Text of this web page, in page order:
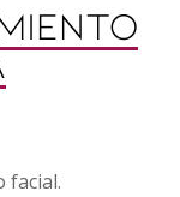
facial.